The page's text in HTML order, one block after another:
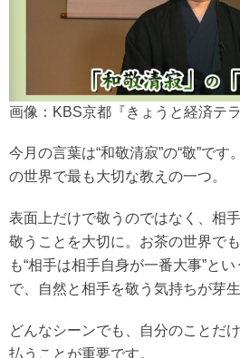
画像：KBS京都『きょうと経済テ
今月の言葉は“和敬清寂”の“敬”です
の世界で最も大切な教えの一つ。
表面上だけで敬うのではなく、相
敬うことを大切に。お茶の世界で
も“相手は相手自身が一番大事”と
で、自然と相手を敬う気持ちが芽生
どんなシーンでも、自分のことだ
払うことが重要です。